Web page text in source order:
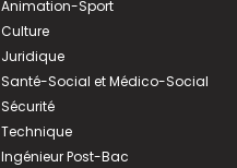
Animation-Sport
Culture
Juridique
Santé-Social et Médico-Social
Sécurité
Technique
Ingénieur Post-Bac